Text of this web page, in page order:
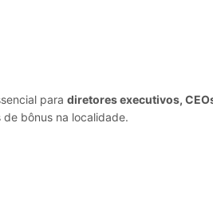
para diretores executivos,
bônus na localidade.